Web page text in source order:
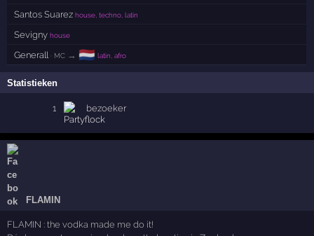
Santos Suarez house, techno, latin
Sevigny house
Generall · MC → 🇳🇱 latin, afro
Statistieken
1 bezoeker
FLAMIN
FLAMIN : the vodka made me do it!